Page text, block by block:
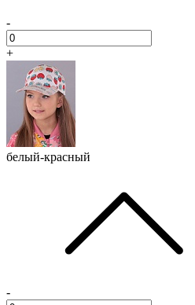
-
+
белый-красный
-